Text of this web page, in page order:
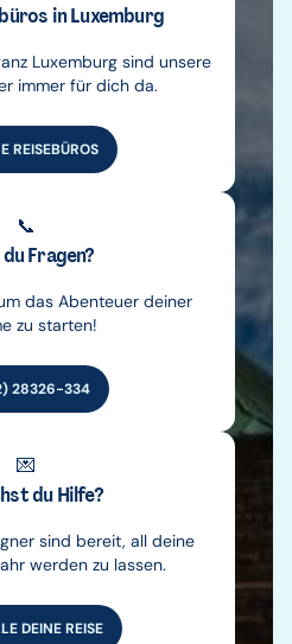
in Luxemburg
Luxemburg sind unsere
immer für dich da.
REISEBÜROS
📞
Fragen?
das Abenteuer deiner
zu starten!
28326-334
💌
du Hilfe?
sind bereit, all deine
werden zu lassen.
DEINE REISE